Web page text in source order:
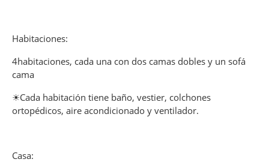
Habitaciones:
4habitaciones, cada una con dos camas dobles y un sofá
cama
☀Cada habitación tiene baño, vestier, colchones
ortopédicos, aire acondicionado y ventilador.
Casa: